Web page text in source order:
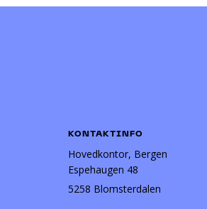
KONTAKTINFO
Hovedkontor, Bergen
Espehaugen 48
5258 Blomsterdalen